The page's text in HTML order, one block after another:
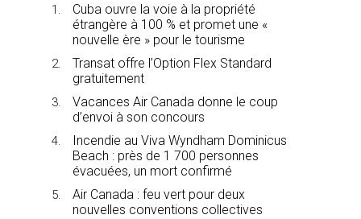
Cuba ouvre la voie à la propriété
étrangère à 100 % et promet une «
nouvelle ère » pour le tourisme
Transat offre l’Option Flex Standard
gratuitement
Vacances Air Canada donne le coup
d’envoi à son concours
Incendie au Viva Wyndham Dominicus
Beach : près de 1 700 personnes
évacuées, un mort confirmé
Air Canada : feu vert pour deux
nouvelles conventions collectives